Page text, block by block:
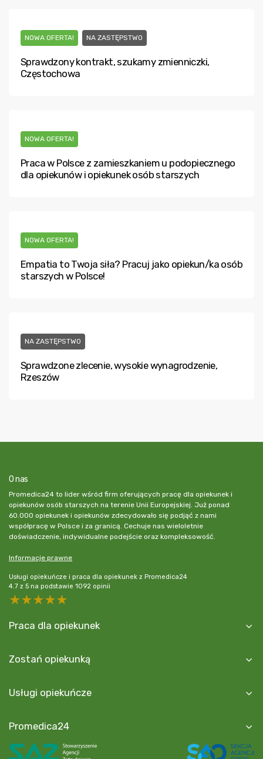
NOWA OFERTA! NA ZASTĘPSTWO
Sprawdzony kontrakt, szukamy zmienniczki,
Częstochowa
NOWA OFERTA!
Praca w Polsce z zamieszkaniem u podopiecznego
dla opiekunów i opiekunek osób starszych
NOWA OFERTA!
Empatia to Twoja siła? Pracuj jako opiekun/ka osób
starszych w Polsce!
NA ZASTĘPSTWO
Sprawdzone zlecenie, wysokie wynagrodzenie,
Rzeszów
O nas
Promedica24 to lider wśród firm oferujących pracę dla opiekunek i
opiekunów osób starszych na terenie Unii Europejskiej. Już ponad
60.000 opiekunek i opiekunów zdecydowało się podjąć z nami
współpracę w Polsce i za granicą. Cechuje nas wieloletnie
doświadczenie, indywidualne podejście oraz kompleksowość.
Informacje prawne
Usługi opiekuńcze i praca dla opiekunek z Promedica24
4.7 z 5 na podstawie 1092 opinii
5 stars
4 stars
3 stars
2 stars
Praca dla opiekunek
Zostań opiekunką
Usługi opiekuńcze
Promedica24